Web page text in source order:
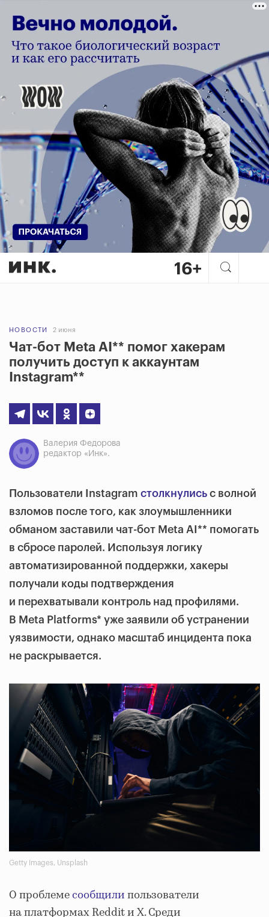
НОВОСТИ 2 июня
Чат-бот Meta AI** помог хакерам
получить доступ к аккаунтам
Instagram**
Валерия Федорова
редактор «Инк».
Пользователи Instagram столкнулись с волной
взломов после того, как злоумышленники
обманом заставили чат-бот Meta AI** помогать
в сбросе паролей. Используя логику
автоматизированной поддержки, хакеры
получали коды подтверждения
и перехватывали контроль над профилями.
В Meta Platforms* уже заявили об устранении
уязвимости, однако масштаб инцидента пока
не раскрывается.
Getty Images, Unsplash
О проблемесообщилипользователи
на платформах Reddit и X. Среди